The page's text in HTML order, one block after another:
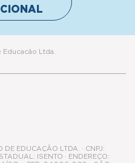
Ltda.
EDUCAÇÃO LTDA. · CNPJ:
ISENTO · ENDEREÇO: